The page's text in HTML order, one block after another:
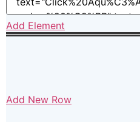
Add Element
Add New Row